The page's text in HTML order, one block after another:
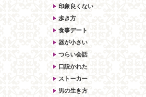
印象良くない
歩き方
食事デート
器が小さい
つらい会話
口説かれた
ストーカー
男の生き方